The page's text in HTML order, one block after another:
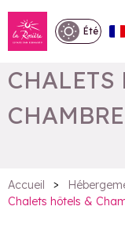
Été
CHALETS
Accueil >
Chalets hôtels &